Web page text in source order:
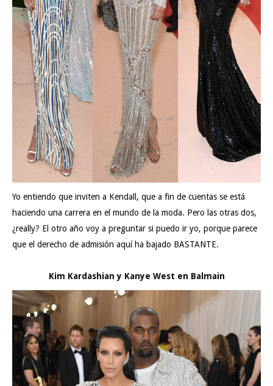
Yo entiendo que inviten a Kendall, que a fin de cuentas se está
haciendo una carrera en el mundo de la moda. Pero las otras dos,
¿really? El otro año voy a preguntar si puedo ir yo, porque parece
que el derecho de admisión aquí ha bajado BASTANTE.
Kim Kardashian y Kanye West en Balmain